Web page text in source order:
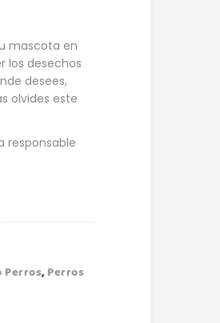
mascota en
los desechos
desees,
olvides este
responsable
Perros, Perros